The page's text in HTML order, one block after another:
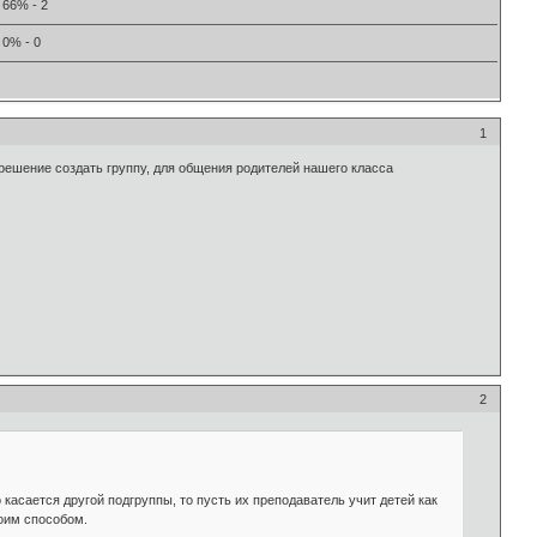
66% - 2
0% - 0
1
создать группу, для общения родителей нашего класса
2
другой подгруппы, то пусть их преподаватель учит детей как
способом.